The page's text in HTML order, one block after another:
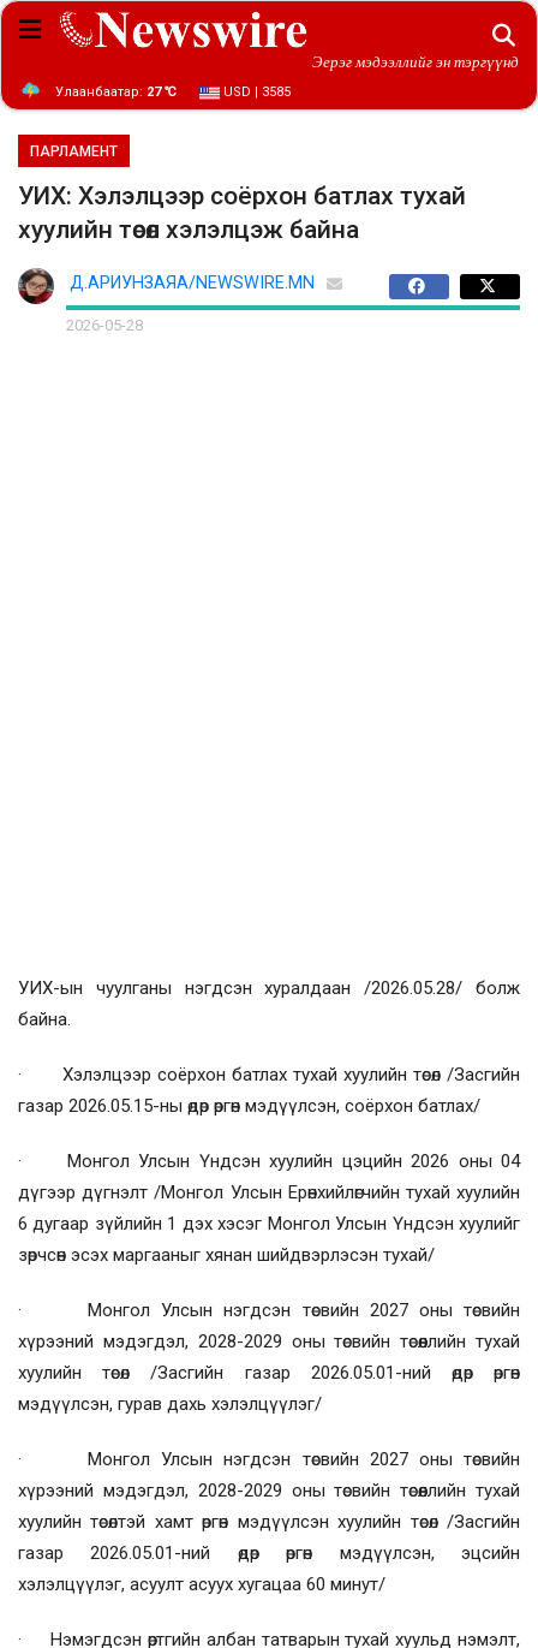
Эерэг мэдээллийг эн тэргүүнд
Улаанбаатар: 27 ℃ USD | 3585
ПАРЛАМЕНТ
УИХ: Хэлэлцээр соёрхон батлах тухай
хуулийн төсөл хэлэлцэж байна
Д.АРИУНЗАЯА/NEWSWIRE.MN
2026-05-28
УИХ-ын чуулганы нэгдсэн хуралдаан /2026.05.28/ болж
байна.
· Хэлэлцээр соёрхон батлах тухай хуулийн төсөл /Засгийн
газар 2026.05.15-ны өдөр өргөн мэдүүлсэн, соёрхон батлах/
· Монгол Улсын Үндсэн хуулийн цэцийн 2026 оны 04
дүгээр дүгнэлт /Монгол Улсын Ерөнхийлөгчийн тухай хуулийн
6 дугаар зүйлийн 1 дэх хэсэг Монгол Улсын Үндсэн хуулийг
зөрчсөн эсэх маргааныг хянан шийдвэрлэсэн тухай/
· Монгол Улсын нэгдсэн төсвийн 2027 оны төсвийн
хүрээний мэдэгдэл, 2028-2029 оны төсвийн төсөөллийн тухай
хуулийн төсөл /Засгийн газар 2026.05.01-ний өдөр өргөн
мэдүүлсэн, гурав дахь хэлэлцүүлэг/
· Монгол Улсын нэгдсэн төсвийн 2027 оны төсвийн
хүрээний мэдэгдэл, 2028-2029 оны төсвийн төсөөллийн тухай
хуулийн төсөлтэй хамт өргөн мэдүүлсэн хуулийн төсөл /Засгийн
газар 2026.05.01-ний өдөр өргөн мэдүүлсэн, эцсийн
хэлэлцүүлэг, асуулт асуух хугацаа 60 минут/
· Нэмэгдсэн өртгийн албан татварын тухай хуульд нэмэлт,